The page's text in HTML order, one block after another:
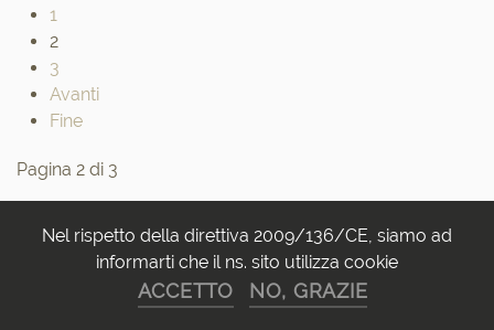
Nel rispetto della direttiva 2009/136/CE, siamo ad
informarti che il ns. sito utilizza cookie
ACCETTO NO, GRAZIE
1
2
3
Avanti
Fine
Pagina 2 di 3